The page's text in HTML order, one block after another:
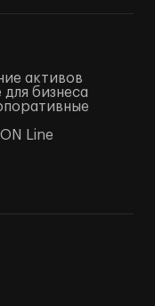
активов
бизнеса
Line